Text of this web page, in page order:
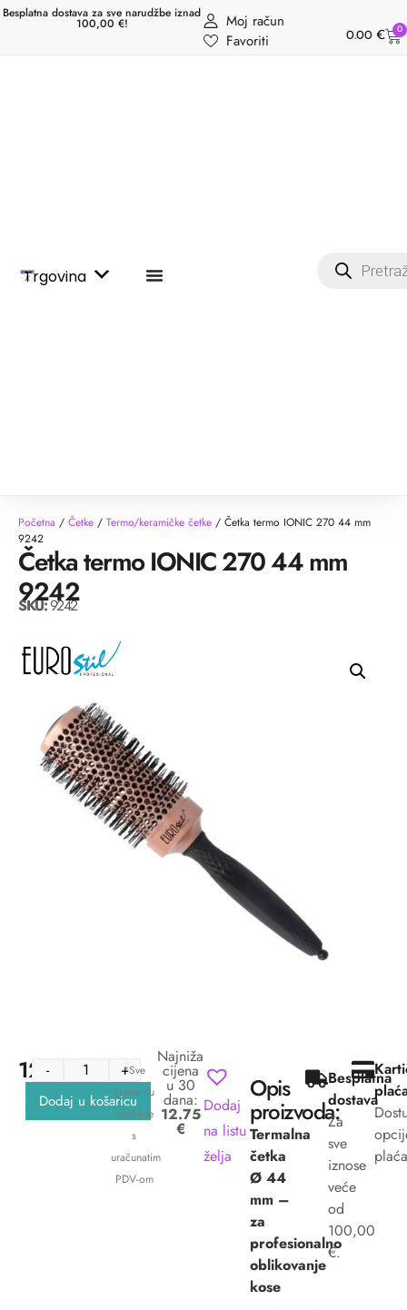
Besplatna dostava za sve narudžbe iznad
100,00 €!
Moj račun
Favoriti
0.00 € 0
Trgovina
Početna / Četke / Termo/keramičke četke / Četka termo IONIC 270 44 mm
9242
Četka termo IONIC 270 44 mm
9242
SKU:9242
12.75 €
-
+
Dodaj u košaricu
*Sve
cijene su
izražene
s
uračunatim
PDV-om
Najniža
cijena
u 30
dana:
12.75
€
Dodaj
na listu
želja
Opis
proizvoda:
Termalna
četka
Ø 44
mm –
za
profesionalno
oblikovanje
kose
Besplatna
dostava
Za
sve
iznose
veće
od
100,00
€.